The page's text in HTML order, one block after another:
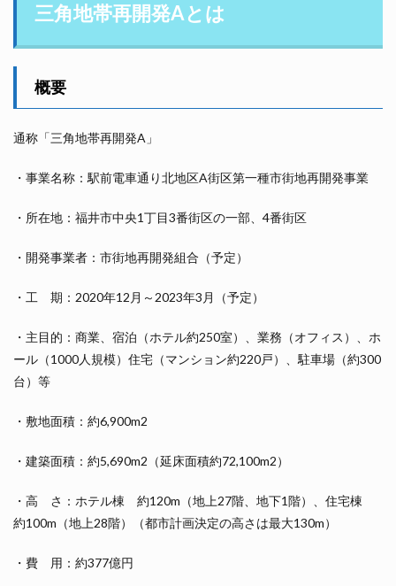
三角地帯再開発Aとは
概要
通称「三角地帯再開発A」
・事業名称：駅前電車通り北地区A街区第一種市街地再開発事業
・所在地：福井市中央1丁目3番街区の一部、4番街区
・開発事業者：市街地再開発組合（予定）
・工 期：2020年12月～2023年3月（予定）
・主目的：商業、宿泊（ホテル約250室）、業務（オフィス）、ホ
ール（1000人規模）住宅（マンション約220戸）、駐車場（約300
台）等
・敷地面積：約6,900m2
・建築面積：約5,690m2（延床面積約72,100m2）
・高 さ：ホテル棟 約120m（地上27階、地下1階）、住宅棟
約100m（地上28階）（都市計画決定の高さは最大130m）
・費 用：約377億円